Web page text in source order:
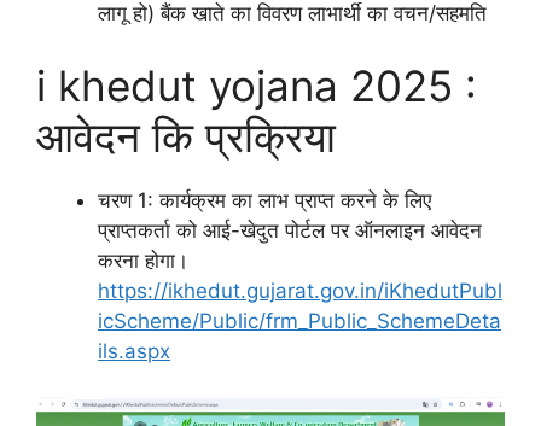
लागू हो) बैंक खाते का विवरण लाभार्थी का वचन/सहमति
i khedut yojana 2025 :
आवेदन कि प्रक्रिया
चरण 1: कार्यक्रम का लाभ प्राप्त करने के लिए
प्राप्तकर्ता को आई-खेदुत पोर्टल पर ऑनलाइन आवेदन
करना होगा।
https://ikhedut.gujarat.gov.in/iKhedutPubl
icScheme/Public/frm_Public_SchemeDeta
ils.aspx